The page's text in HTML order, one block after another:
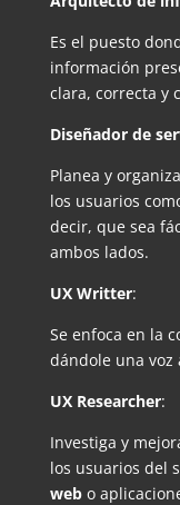
Es el puesto
información
clara, correcta y
Diseñador de
Planea y
los usuarios
decir, que sea
ambos lados.
UX Writter:
Se enfoca en la
dándole una voz
UX Researcher:
Investiga y
los usuarios del
webo